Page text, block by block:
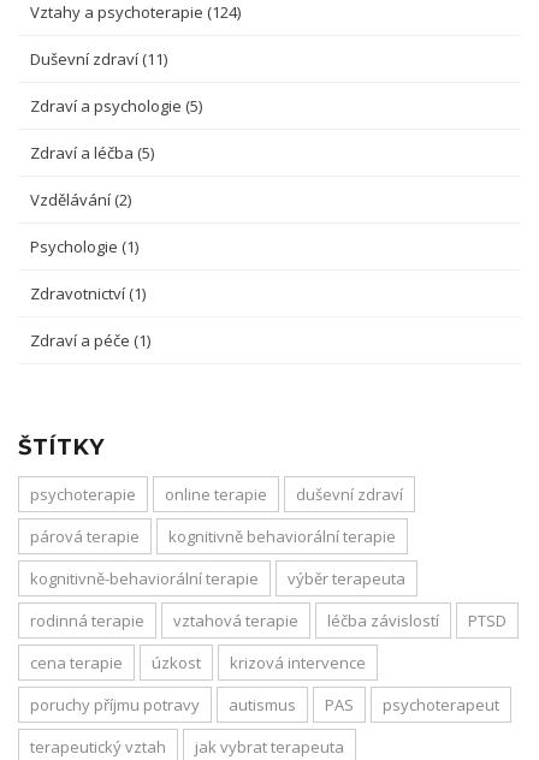
Vztahy a psychoterapie (124)
Duševní zdraví (11)
Zdraví a psychologie (5)
Zdraví a léčba (5)
Vzdělávání (2)
Psychologie (1)
Zdravotnictví (1)
Zdraví a péče (1)
ŠTÍTKY
psychoterapie online terapie
duševní zdraví
párová terapie
kognitivně behaviorální terapie
kognitivně-behaviorální terapie
výběr terapeuta
rodinná terapie
vztahová terapie léčba závislostí
PTSD
cena terapie
úzkost
krizová intervence
poruchy příjmu potravy
autismus PAS
psychoterapeut
terapeutický vztah
jak vybrat terapeuta